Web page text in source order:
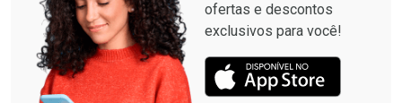
ofertas e descontos
exclusivos para você!